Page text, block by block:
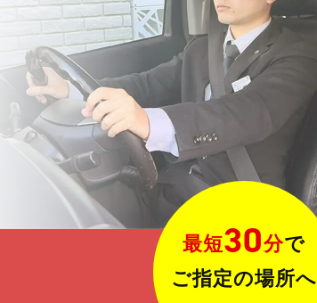
最短30分で
ご指定の場所へ